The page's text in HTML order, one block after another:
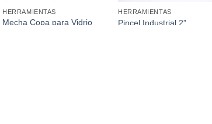
HERRAMIENTAS
Mecha Copa para Vidrio
HERRAMIENTAS
Pincel Industrial 2”